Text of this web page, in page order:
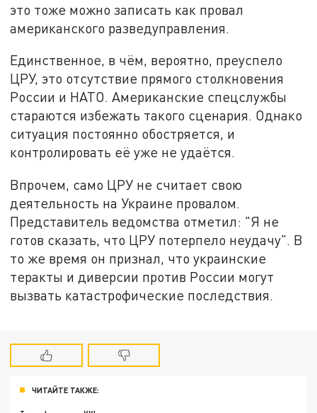
это тоже можно записать как провал
американского разведуправления.
Единственное, в чём, вероятно, преуспело
ЦРУ, это отсутствие прямого столкновения
России и НАТО. Американские спецслужбы
стараются избежать такого сценария. Однако
ситуация постоянно обостряется, и
контролировать её уже не удаётся.
Впрочем, само ЦРУ не считает свою
деятельность на Украине провалом.
Представитель ведомства отметил: "Я не
готов сказать, что ЦРУ потерпело неудачу". В
то же время он признал, что украинские
теракты и диверсии против России могут
вызвать катастрофические последствия.
ЧИТАЙТЕ ТАКЖЕ: